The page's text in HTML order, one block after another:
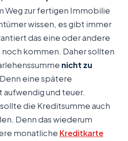
Weg zur fertigen Immobilie
wissen, es gibt immer
das eine oder andere
kommen. Daher sollten
nicht zu
eine spätere
aufwendig und teuer.
die Kreditsumme auch
Denn das wiederum
monatliche Kreditkarte